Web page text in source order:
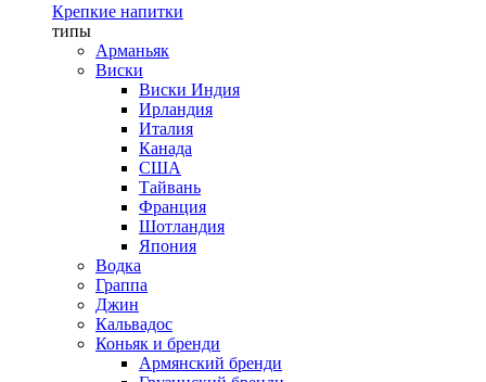
Крепкие напитки
типы
Арманьяк
Виски
Виски Индия
Ирландия
Италия
Канада
США
Тайвань
Франция
Шотландия
Япония
Водка
Граппа
Джин
Кальвадос
Коньяк и бренди
Армянский бренди